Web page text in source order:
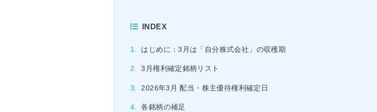
INDEX
はじめに：3月は「自分株式会社」の収穫期
3月権利確定銘柄リスト
2026年3月 配当・株主優待権利確定日
各銘柄の補足